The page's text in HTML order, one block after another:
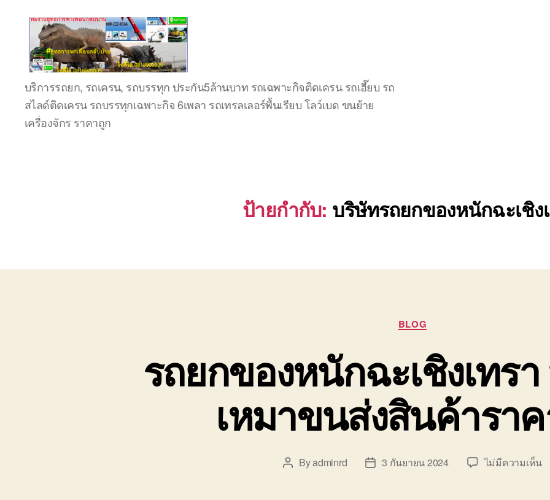
ชลบุรี
รถ
เครน
ยก
ของ
บริการรถยก, รถเครน, รถบรรทุก ประกัน5ล้านบาท รถเฉพาะกิจติดเครน รถเฮี๊ยบ รถ
สไลด์ติดเครน รถบรรทุกเฉพาะกิจ 6เพลา รถเทรลเลอร์พื้นเรียบ โลว์เบด ขนย้าย
เครื่องจักร ราคาถูก
ป้ายกำกับ: บริษัทรถยกของหนักฉะเชิง
Categories
BLOG
รถยกของหนักฉะเชิงเทร
เหมาขนส่งสินค้ารา
PostByadminrd
Post3 กันยายน 2024 ไม่มีความเห็นบน